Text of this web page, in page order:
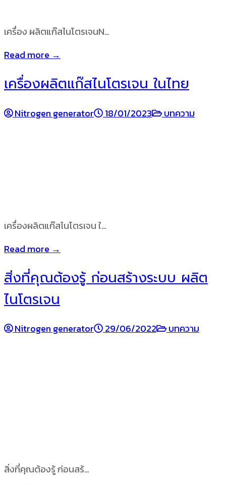
เครื่อง ผลิตแก๊สไนโตรเจนN…
Read more →
เครื่องผลิตแก๊สไนโตรเจน ในไทย
Nitrogen generator 18/01/2023 บทความ
เครื่องผลิตแก๊สไนโตรเจน ใ…
Read more →
สิ่งที่คุณต้องรู้ ก่อนสร้างระบบ ผลิต
ไนโตรเจน
Nitrogen generator 29/06/2022 บทความ
สิ่งที่คุณต้องรู้ ก่อนสร้…